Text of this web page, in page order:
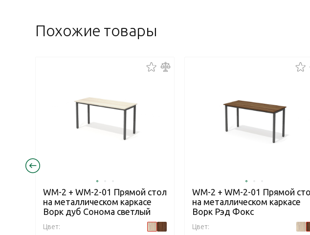
Похожие товары
WM-2 + WM-2-01 Прямой стол
на металлическом каркасе
Ворк дуб Сонома светлый
Цвет:
WM-2 + WM-2-01 Прямой
на металлическом каркасе
Ворк Рэд Фокс
Цвет: